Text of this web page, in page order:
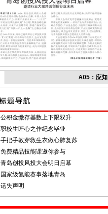
A05：应知
公积金缴存基数上下限双升
职校生匠心之作纪念毕业
手把手教穿救生衣做心肺复苏
免费精品技能课邀你参与
青岛创投风投大会明日启幕
国家级氢能赛事落地青岛
遗失声明